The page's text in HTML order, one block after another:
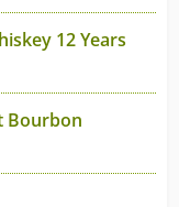
12 Years
Bourbon